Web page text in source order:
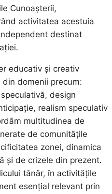
Cunoașterii,
activitatea acestuia
destinat
educativ și creativ
domenii precum:
design
realism speculativ
multitudinea de
de comunitățile
zonei, dinamica
și de crizele din prezent.
tânăr, în activitățile
esențial relevant prin